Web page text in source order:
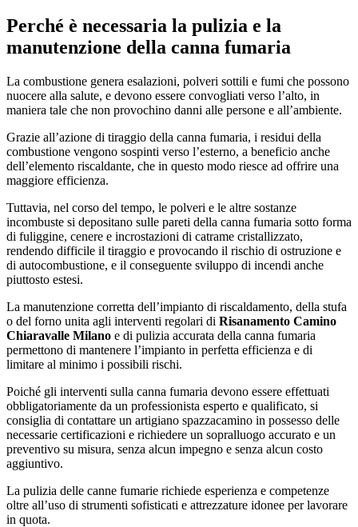
Perché è necessaria la pulizia e la
manutenzione della canna fumaria
La combustione genera esalazioni, polveri sottili e fumi che possono
nuocere alla salute, e devono essere convogliati verso l’alto, in
maniera tale che non provochino danni alle persone e all’ambiente.
Grazie all’azione di tiraggio della canna fumaria, i residui della
combustione vengono sospinti verso l’esterno, a beneficio anche
dell’elemento riscaldante, che in questo modo riesce ad offrire una
maggiore efficienza.
Tuttavia, nel corso del tempo, le polveri e le altre sostanze
incombuste si depositano sulle pareti della canna fumaria sotto forma
di fuliggine, cenere e incrostazioni di catrame cristallizzato,
rendendo difficile il tiraggio e provocando il rischio di ostruzione e
di autocombustione, e il conseguente sviluppo di incendi anche
piuttosto estesi.
La manutenzione corretta dell’impianto di riscaldamento, della stufa
o del forno unita agli interventi regolari di Risanamento Camino
Chiaravalle Milano e di pulizia accurata della canna fumaria
permettono di mantenere l’impianto in perfetta efficienza e di
limitare al minimo i possibili rischi.
Poiché gli interventi sulla canna fumaria devono essere effettuati
obbligatoriamente da un professionista esperto e qualificato, si
consiglia di contattare un artigiano spazzacamino in possesso delle
necessarie certificazioni e richiedere un sopralluogo accurato e un
preventivo su misura, senza alcun impegno e senza alcun costo
aggiuntivo.
La pulizia delle canne fumarie richiede esperienza e competenze
oltre all’uso di strumenti sofisticati e attrezzature idonee per lavorare
in quota.